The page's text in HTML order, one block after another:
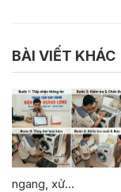
BÀI VIẾT KHÁC
ngang, xử…